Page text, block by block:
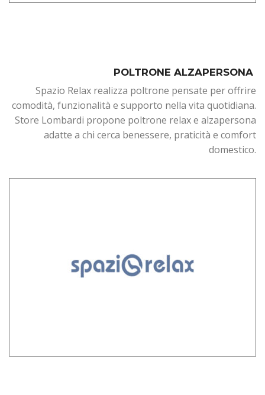
POLTRONE ALZAPERSONA
Spazio Relax realizza poltrone pensate per offrire
comodità, funzionalità e supporto nella vita quotidiana.
Store Lombardi propone poltrone relax e alzapersona
adatte a chi cerca benessere, praticità e comfort
domestico.